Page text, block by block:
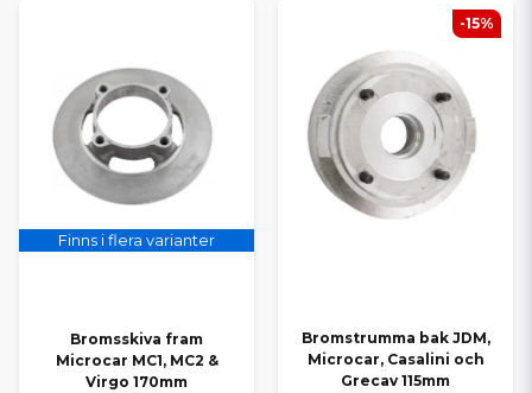
Finns i flera varianter
Bromsskiva fram
Microcar MC1, MC2 &
Virgo 170mm
Bromstrumma bak JDM,
Microcar, Casalini och
Grecav 115mm
-15%